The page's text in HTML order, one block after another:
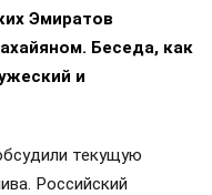
Эмиратов
Беседа, как
и
текущую
Российский